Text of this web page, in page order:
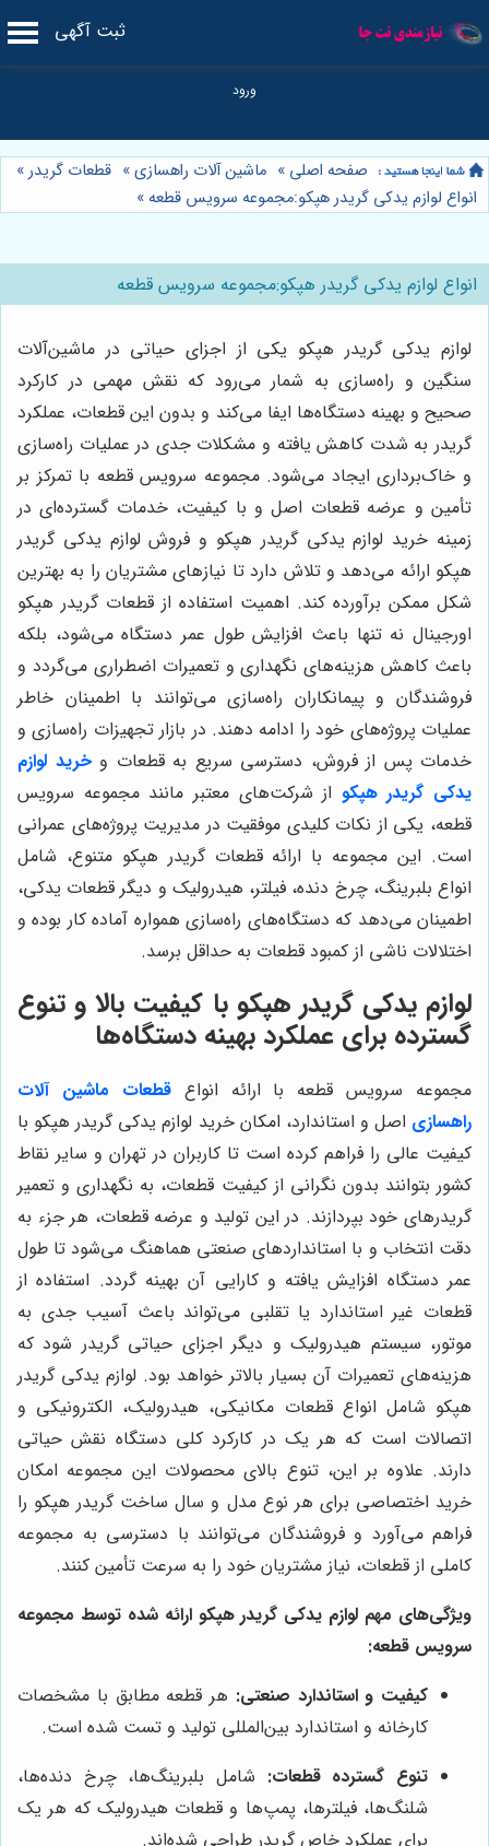
ثبت آگهی
صفحه اصلی » ماشین آلات راهسازی» قطعات گریدر»
انواع لوازم يدكى گريدر هپكو:مجموعه سرویس قطعه»
انواع لوازم يدكى گريدر هپكو:مجموعه سرویس قطعه
لوازم يدكى گريدر هپكو یکی از اجزای حیاتی در ماشین‌آلات
سنگین و راه‌سازی به شمار می‌رود که نقش مهمی در کارکرد
صحیح و بهینه دستگاه‌ها ایفا می‌کند و بدون این قطعات، عملکرد
گريدر به شدت کاهش یافته و مشکلات جدی در عملیات راه‌سازی
و خاک‌برداری ایجاد می‌شود. مجموعه سرویس قطعه با تمرکز بر
تأمین و عرضه قطعات اصل و با کیفیت، خدمات گسترده‌ای در
زمینه خرید لوازم يدكى گريدر هپكو و فروش لوازم يدكى گريدر
هپكو ارائه می‌دهد و تلاش دارد تا نیازهای مشتریان را به بهترین
شکل ممکن برآورده کند. اهمیت استفاده از قطعات گريدر هپكو
اورجینال نه تنها باعث افزایش طول عمر دستگاه می‌شود، بلکه
باعث کاهش هزینه‌های نگهداری و تعمیرات اضطراری می‌گردد و
فروشندگان و پیمانکاران راه‌سازی می‌توانند با اطمینان خاطر
عملیات پروژه‌های خود را ادامه دهند. در بازار تجهیزات راه‌سازی و
خدمات پس از فروش، دسترسی سریع به قطعات وخرید لوازم
يدكى گريدر هپكو از شرکت‌های معتبر مانند مجموعه سرویس
قطعه، یکی از نکات کلیدی موفقیت در مدیریت پروژه‌های عمرانی
است. این مجموعه با ارائه قطعات گريدر هپكو متنوع، شامل
انواع بلبرینگ، چرخ دنده، فیلتر، هیدرولیک و دیگر قطعات یدکی،
اطمینان می‌دهد که دستگاه‌های راه‌سازی همواره آماده کار بوده و
اختلالات ناشی از کمبود قطعات به حداقل برسد.
لوازم يدكى گريدر هپكو با کیفیت بالا و تنوع
گسترده برای عملکرد بهینه دستگاه‌ها
مجموعه سرویس قطعه با ارائه انواعقطعات ماشین آلات
راهسازی اصل و استاندارد، امکان خرید لوازم يدكى گريدر هپكو با
کیفیت عالی را فراهم کرده است تا کاربران در تهران و سایر نقاط
کشور بتوانند بدون نگرانی از کیفیت قطعات، به نگهداری و تعمیر
گريدرهای خود بپردازند. در این تولید و عرضه قطعات، هر جزء به
دقت انتخاب و با استانداردهای صنعتی هماهنگ می‌شود تا طول
عمر دستگاه افزایش یافته و کارایی آن بهینه گردد. استفاده از
قطعات غیر استاندارد یا تقلبی می‌تواند باعث آسیب جدی به
موتور، سیستم هیدرولیک و دیگر اجزای حیاتی گريدر شود که
هزینه‌های تعمیرات آن بسیار بالاتر خواهد بود. لوازم يدكى گريدر
هپكو شامل انواع قطعات مکانیکی، هیدرولیک، الکترونیکی و
اتصالات است که هر یک در کارکرد کلی دستگاه نقش حیاتی
دارند. علاوه بر این، تنوع بالای محصولات این مجموعه امکان
خرید اختصاصی برای هر نوع مدل و سال ساخت گريدر هپكو را
فراهم می‌آورد و فروشندگان می‌توانند با دسترسی به مجموعه
کاملی از قطعات، نیاز مشتریان خود را به سرعت تأمین کنند.
ویژگی‌های مهم لوازم يدكى گريدر هپكو ارائه شده توسط مجموعه
سرویس قطعه:
کیفیت و استاندارد صنعتی: هر قطعه مطابق با مشخصات
کارخانه و استاندارد بین‌المللی تولید و تست شده است.
تنوع گسترده قطعات: شامل بلبرینگ‌ها، چرخ دنده‌ها،
شلنگ‌ها، فیلترها، پمپ‌ها و قطعات هیدرولیک که هر یک
برای عملکرد خاص گريدر طراحی شده‌اند.